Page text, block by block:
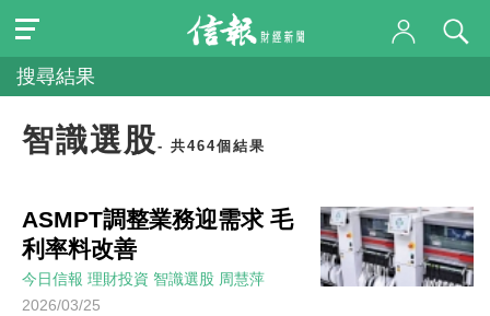
搜尋結果
智識選股- 共464個結果
ASMPT調整業務迎需求 毛
利率料改善
今日信報 理財投資 智識選股 周慧萍
2026/03/25